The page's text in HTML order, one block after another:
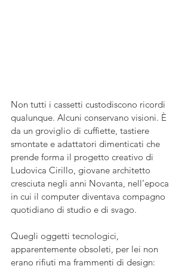
Non tutti i cassetti custodiscono ricordi
qualunque. Alcuni conservano visioni. È
da un groviglio di cuffiette, tastiere
smontate e adattatori dimenticati che
prende forma il progetto creativo di
Ludovica Cirillo, giovane architetto
cresciuta negli anni Novanta, nell’epoca
in cui il computer diventava compagno
quotidiano di studio e di svago.
Quegli oggetti tecnologici,
apparentemente obsoleti, per lei non
erano rifiuti ma frammenti di design: